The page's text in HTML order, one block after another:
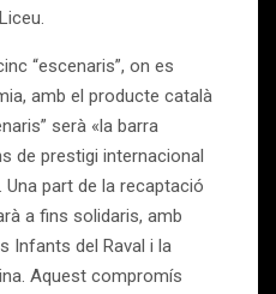
“escenaris”, on es
amb el producte català
serà «la barra
de prestigi internacional
part de la recaptació
a fins solidaris, amb
Infants del Raval i la
Aquest compromís